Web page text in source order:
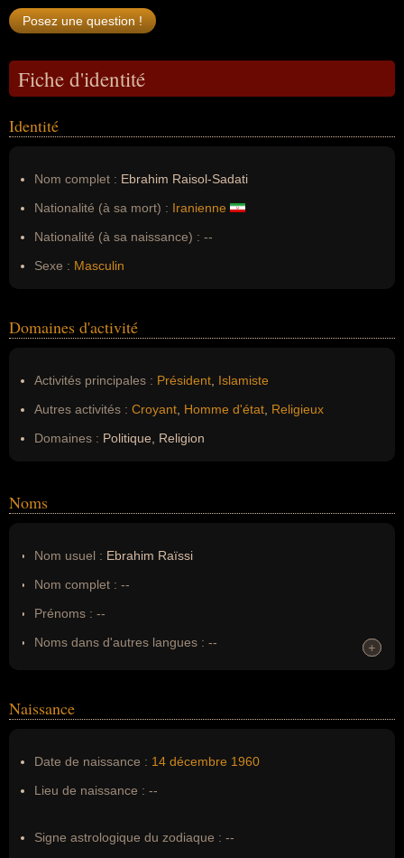
Fiche d'identité
Identité
Nom complet : Ebrahim Raisol-Sadati
Nationalité (à sa mort) : Iranienne
Nationalité (à sa naissance) : --
Sexe : Masculin
Domaines d'activité
Activités principales : Président Islamiste
Autres activités : Croyant Homme d'état Religieux
Domaines : Politique, Religion
Noms
Nom usuel : Ebrahim Raïssi
Nom complet : --
Prénoms : --
Noms dans d'autres langues : --
Nom de famille :--
+
+
Naissance
Date de naissance : 14 décembre 1960
Lieu de naissance : --
Signe astrologique du zodiaque : --